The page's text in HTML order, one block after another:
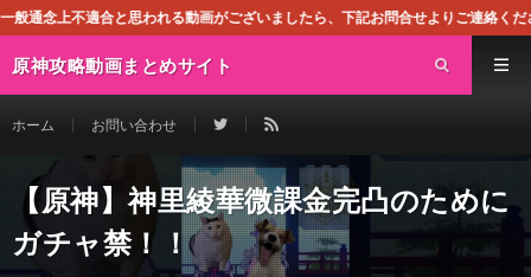
れる動画がございましたら、下記お問合せよりご連絡ください。即刻対処
原神攻略動画まとめサイト
ホーム お問い合わせ
【原神】神里綾華微課金完凸のために
ガチャ禁！！